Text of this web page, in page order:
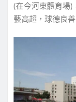
(在今河東體育場)
藝高超，球德良善